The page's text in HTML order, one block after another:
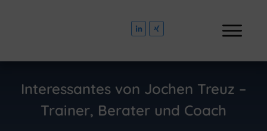
Interessantes von Jochen Treuz –
Trainer, Berater und Coach